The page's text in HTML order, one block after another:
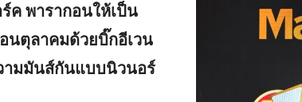
ค พารากอนให้เป็น
ตุลาคมด้วยบิ๊กอีเวน
ามมันส์กันแบบนิวนอร์